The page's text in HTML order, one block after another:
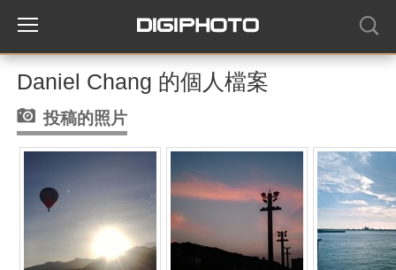
Daniel Chang 的個人檔案
投稿的照片